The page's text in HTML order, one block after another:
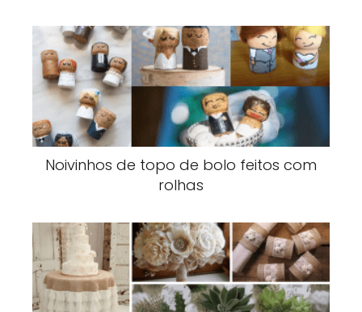
Noivinhos de topo de bolo feitos com
rolhas